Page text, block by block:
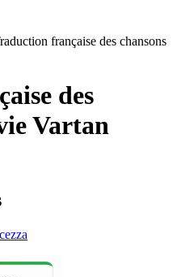
française des chansons
des
Vartan